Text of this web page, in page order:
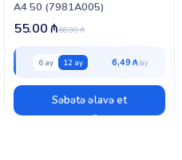
A4 50 (7981A005)
66.00₼
55.00₼
6 ay 12 ay 6,49 ₼
Səbətə əlavə et